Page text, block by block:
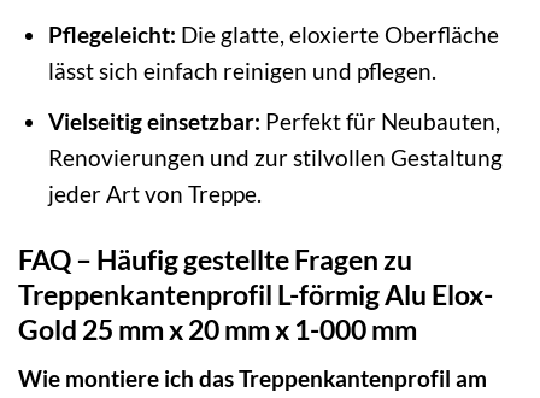
Pflegeleicht: Die glatte, eloxierte Oberfläche
lässt sich einfach reinigen und pflegen.
Vielseitig einsetzbar: Perfekt für Neubauten,
Renovierungen und zur stilvollen Gestaltung
jeder Art von Treppe.
FAQ – Häufig gestellte Fragen zu
Treppenkantenprofil L-förmig Alu Elox-
Gold 25 mm x 20 mm x 1-000 mm
Wie montiere ich das Treppenkantenprofil am